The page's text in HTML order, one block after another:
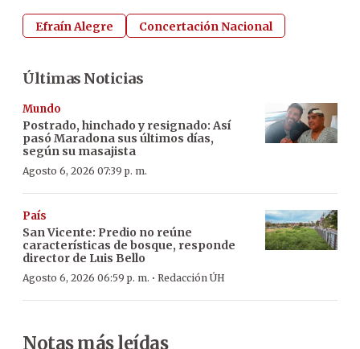
Efraín Alegre Concertación Nacional
Últimas Noticias
Mundo
Postrado, hinchado y resignado: Así
pasó Maradona sus últimos días,
según su masajista
Agosto 6, 2026 07:39 p. m.
País
San Vicente: Predio no reúne
características de bosque, responde
director de Luis Bello
Agosto 6, 2026 06:59 p. m. · Redacción ÚH
Notas más leídas